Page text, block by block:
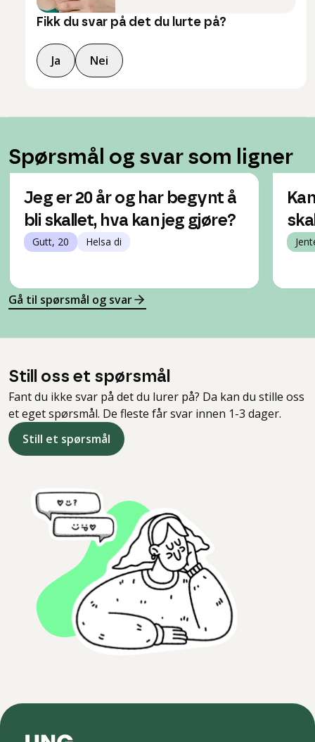
Fikk du svar på det du lurte på?
Ja Nei
Spørsmål og svar som ligner
Jeg er 20 år og har begynt å
bli skallet, hva kan jeg gjøre?
Gutt, 20 Helsa di
Gå til spørsmål og svar
Still oss et spørsmål
Fant du ikke svar på det du lurer på? Da kan du stille oss
et eget spørsmål. De fleste får svar innen 1-3 dager.
Still et spørsmål